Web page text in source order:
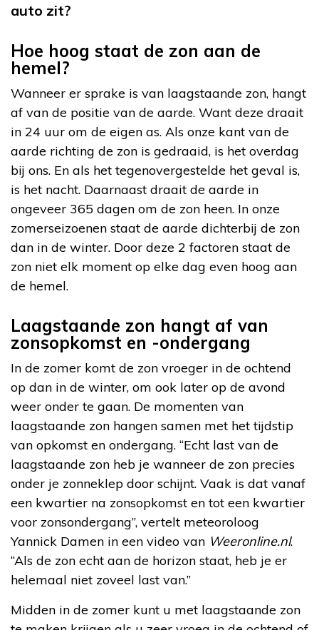
auto zit?
Hoe hoog staat de zon aan de
hemel?
Wanneer er sprake is van laagstaande zon, hangt
af van de positie van de aarde. Want deze draait
in 24 uur om de eigen as. Als onze kant van de
aarde richting de zon is gedraaid, is het overdag
bij ons. En als het tegenovergestelde het geval is,
is het nacht. Daarnaast draait de aarde in
ongeveer 365 dagen om de zon heen. In onze
zomerseizoenen staat de aarde dichterbij de zon
dan in de winter. Door deze 2 factoren staat de
zon niet elk moment op elke dag even hoog aan
de hemel.
Laagstaande zon hangt af van
zonsopkomst en -ondergang
In de zomer komt de zon vroeger in de ochtend
op dan in de winter, om ook later op de avond
weer onder te gaan. De momenten van
laagstaande zon hangen samen met het tijdstip
van opkomst en ondergang. “Echt last van de
laagstaande zon heb je wanneer de zon precies
onder je zonneklep door schijnt. Vaak is dat vanaf
een kwartier na zonsopkomst en tot een kwartier
voor zonsondergang”, vertelt meteoroloog
Yannick Damen in een video van Weeronline.nl.
“Als de zon echt aan de horizon staat, heb je er
helemaal niet zoveel last van.”
Midden in de zomer kunt u met laagstaande zon